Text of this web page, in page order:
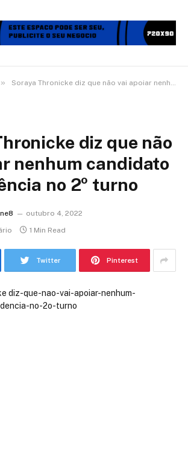
» Soraya Thronicke diz que não vai apoiar nenhum candidato à Presidência no 2º turno
diz que não
nenhum candidato
no 2º turno
outubro 4, 2022
1 Min Read
Twitter Pinterest